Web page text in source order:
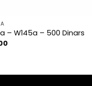
– W145a – 500 Dinars